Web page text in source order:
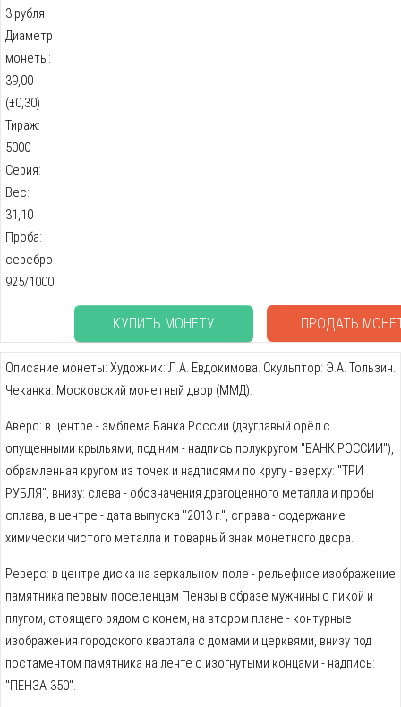
3 рубля
Диаметр
монеты:
39,00
(±0,30)
Тираж:
5000
Серия:
Вес:
31,10
Проба:
серебро
925/1000
КУПИТЬ МОНЕТУ ПРОДАТЬ
Описание монеты: Художник: Л.А. Евдокимова. Скульптор: Э.А. Тользин.
Чеканка: Московский монетный двор (ММД).
Аверс: в центре - эмблема Банка России (двуглавый орёл с
опущенными крыльями, под ним - надпись полукругом "БАНК РОССИИ"),
обрамленная кругом из точек и надписями по кругу - вверху: "ТРИ
РУБЛЯ", внизу: слева - обозначения драгоценного металла и пробы
сплава, в центре - дата выпуска "2013 г.", справа - содержание
химически чистого металла и товарный знак монетного двора.
Реверс: в центре диска на зеркальном поле - рельефное изображение
памятника первым поселенцам Пензы в образе мужчины с пикой и
плугом, стоящего рядом с конем, на втором плане - контурные
изображения городского квартала с домами и церквями, внизу под
постаментом памятника на ленте с изогнутыми концами - надпись:
"ПЕНЗА-350".